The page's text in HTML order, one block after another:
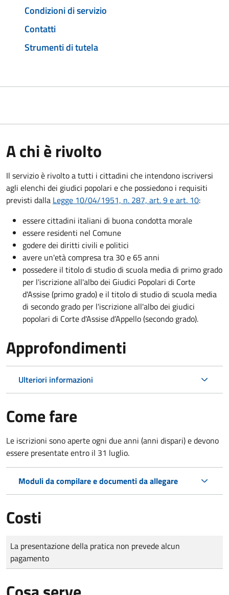
Condizioni di servizio
Contatti
Strumenti di tutela
A chi è rivolto
Il servizio è rivolto a tutti i cittadini che intendono iscriversi
agli elenchi dei giudici popolari e che possiedono i requisiti
previsti dalla Legge 10/04/1951, n. 287, art. 9 e art. 10:
essere cittadini italiani di buona condotta morale
essere residenti nel Comune
godere dei diritti civili e politici
avere un'età compresa tra 30 e 65 anni
possedere il titolo di studio di scuola media di primo grado
per l'iscrizione all'albo dei Giudici Popolari di Corte
d'Assise (primo grado) e il titolo di studio di scuola media
di secondo grado per l'iscrizione all'albo dei giudici
popolari di Corte d'Assise d’Appello (secondo grado).
Approfondimenti
Ulteriori informazioni
Come fare
Le iscrizioni sono aperte ogni due anni (anni dispari) e devono
essere presentate entro il 31 luglio.
Moduli da compilare e documenti da allegare
Costi
Tipo di pagamento
Importo
La presentazione della pratica non prevede alcun
pagamento